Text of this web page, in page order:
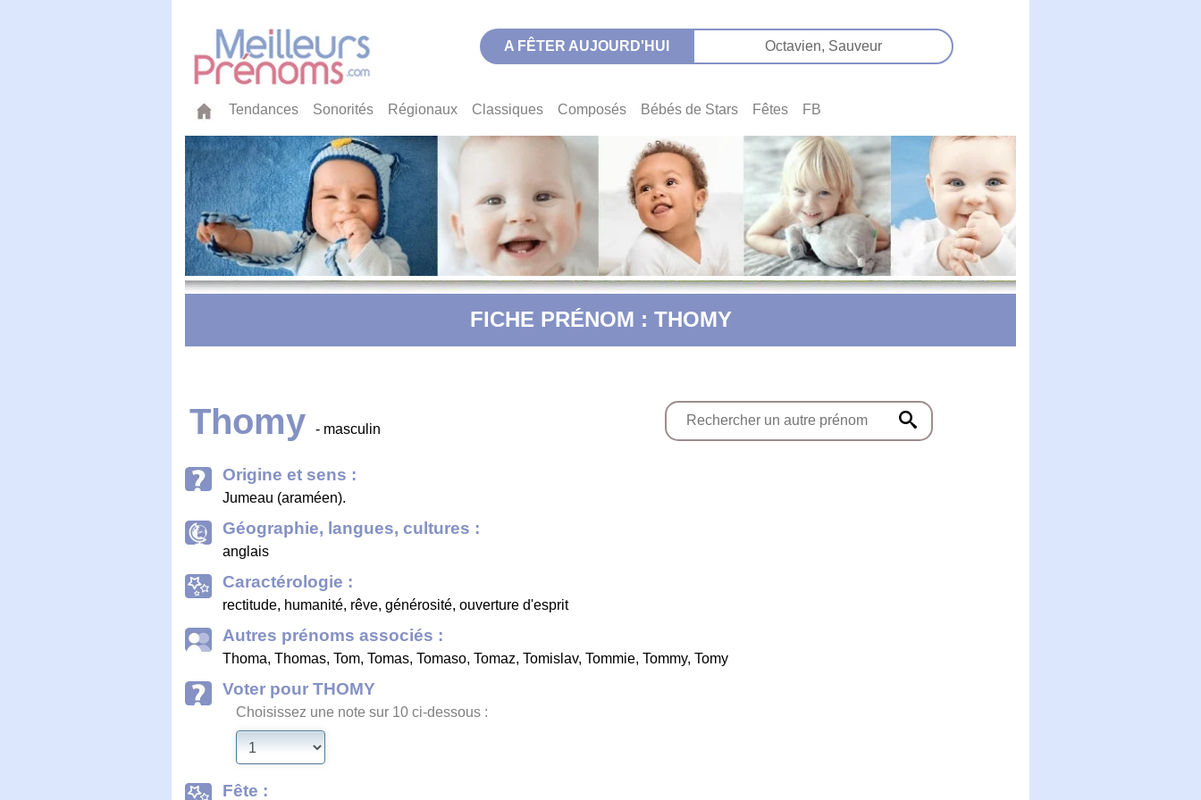
A FÊTER AUJOURD'HUI Octavien, Sauveur
Tendances Sonorités Régionaux Classiques Composés Bébés de Stars Fêtes FB
FICHE PRÉNOM : THOMY
Thomy - masculin
Origine et sens :
Jumeau (araméen).
Géographie, langues, cultures :
anglais
Caractérologie :
rectitude, humanité, rêve, générosité, ouverture d'esprit
Autres prénoms associés :
Thoma, Thomas, Tom, Tomas, Tomaso, Tomaz, Tomislav, Tommie, Tommy, Tomy
Voter pour THOMY
Choisissez une note sur 10 ci-dessous :
Fête :